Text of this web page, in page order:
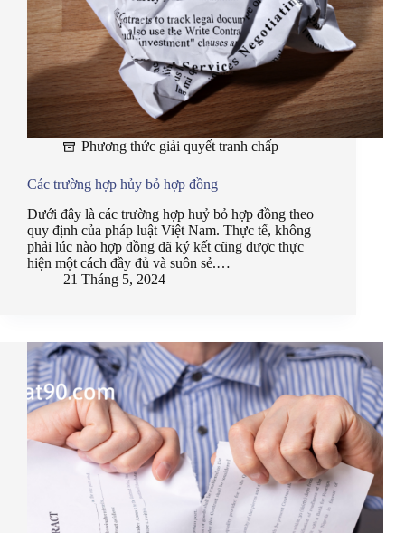
Phương thức giải quyết tranh chấp
Các trường hợp hủy bỏ hợp đồng
Dưới đây là các trường hợp huỷ bỏ hợp đồng theo
quy định của pháp luật Việt Nam. Thực tế, không
phải lúc nào hợp đồng đã ký kết cũng được thực
hiện một cách đầy đủ và suôn sẻ.…
21 Tháng 5, 2024